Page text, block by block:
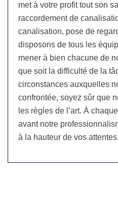
met à votre profit tout son
raccordement de
canalisation, pose de
disposons de tous les
mener à bien chacune de
que soit la difficulté de la
circonstances auxquelles
confrontée, soyez sûr que
les règles de l’art. À
avant notre
à la hauteur de vos attentes.